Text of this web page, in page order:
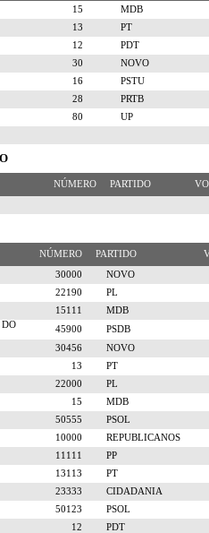
15 MDB
13 PT
12 PDT
30 NOVO
16 PSTU
28 PRTB
80 UP
NÚMERO PARTIDO
NÚMERO PARTIDO
30000 NOVO
22190 PL
15111 MDB
DO
45900 PSDB
30456 NOVO
13 PT
22000 PL
15 MDB
50555 PSOL
10000 REPUBLICANOS
11111 PP
13113 PT
23333 CIDADANIA
50123 PSOL
12 PDT